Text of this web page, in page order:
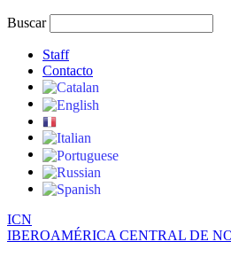
Buscar
Staff
Contacto
ICN
IBEROAMÉRICA CENTRAL DE